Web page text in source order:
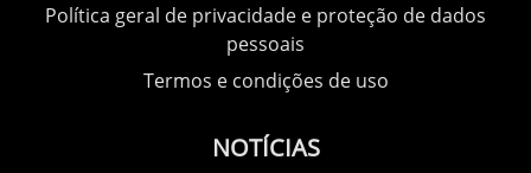
Política geral de privacidade e proteção de dados
pessoais
Termos e condições de uso
NOTÍCIAS